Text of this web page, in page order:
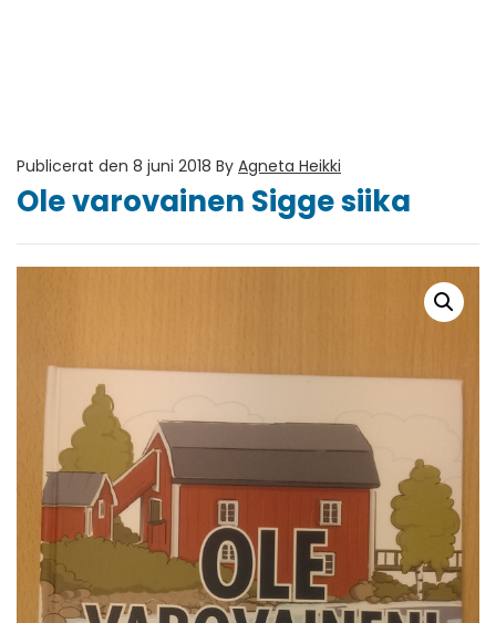
Publicerat den 8 juni 2018 By Agneta Heikki
Ole varovainen Sigge siika